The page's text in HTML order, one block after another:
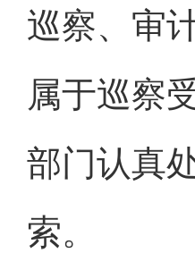
巡察、审
属于巡察
部门认真
索。